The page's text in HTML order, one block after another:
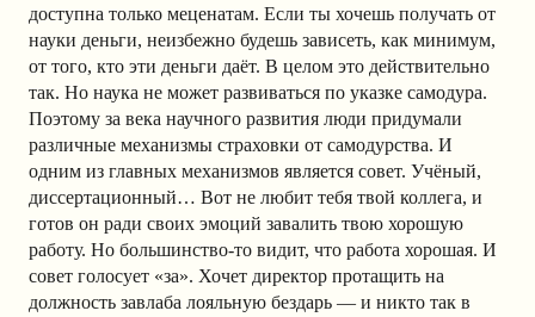
доступна только меценатам. Если ты хочешь получать от
науки деньги, неизбежно будешь зависеть, как минимум,
от того, кто эти деньги даёт. В целом это действительно
так. Но наука не может развиваться по указке самодура.
Поэтому за века научного развития люди придумали
различные механизмы страховки от самодурства. И
одним из главных механизмов является совет. Учёный,
диссертационный… Вот не любит тебя твой коллега, и
готов он ради своих эмоций завалить твою хорошую
работу. Но большинство-то видит, что работа хорошая. И
совет голосует «за». Хочет директор протащить на
должность завлаба лояльную бездарь — и никто так в